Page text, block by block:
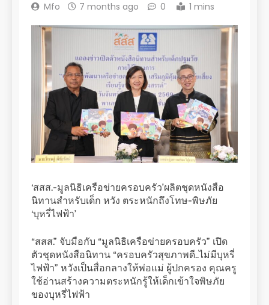
Mfo 7 months ago 0 1 mins
‘สสส.-มูลนิธิเครือข่ายครอบครัว’ผลิตชุดหนังสือ
นิทานสำหรับเด็ก หวัง ตระหนักถึงโทษ-พิษภัย
‘บุหรี่ไฟฟ้า’
“สสส.” จับมือกับ “มูลนิธิเครือข่ายครอบครัว” เปิด
ตัวชุดหนังสือนิทาน “ครอบครัวสุขภาพดี..ไม่มีบุหรี่
ไฟฟ้า” หวังเป็นสื่อกลางให้พ่อแม่ ผู้ปกครอง คุณครู
ใช้อ่านสร้างความตระหนักรู้ให้เด็กเข้าใจพิษภัย
ของบุหรี่ไฟฟ้า